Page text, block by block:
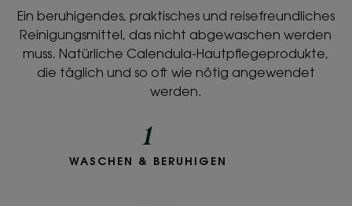
Ein beruhigendes, praktisches und reisefreundliches
Reinigungsmittel, das nicht abgewaschen werden
muss. Natürliche Calendula-Hautpflegeprodukte,
die täglich und so oft wie nötig angewendet
werden.
1
Baby-
WASCHEN & BERUHIGEN